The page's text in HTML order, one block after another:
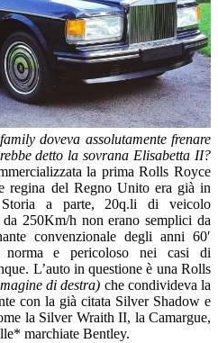
doveva assolutamente frenare
detto la sovrana Elisabetta II?
la prima Rolls Royce
regina del Regno Unito era già in
a parte, 20q.li di veicolo
250Km/h non erano semplici da
convenzionale degli anni 60′
norma e pericoloso nei casi di
L’auto in questione è una Rolls
di destra) che condivideva la
con la già citata Silver Shadow e
la Silver Wraith II, la Camargue,
marchiate Bentley.